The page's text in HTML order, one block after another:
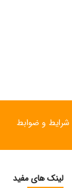
شرایط و ضوابط
لینک های مفید